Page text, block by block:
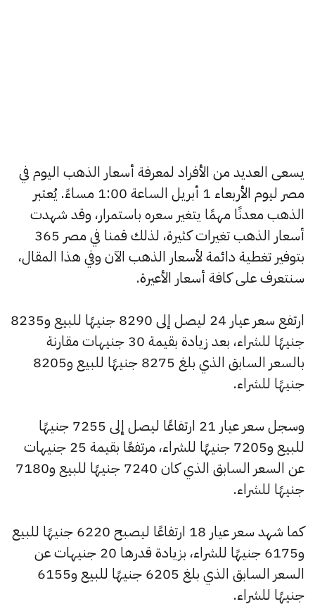
يسعى العديد من الأفراد لمعرفة أسعار الذهب اليوم في
مصر ليوم الأربعاء 1 أبريل الساعة 1:00 مساءً. يُعتبر
الذهب معدنًا مهمًا يتغير سعره باستمرار، وقد شهدت
أسعار الذهب تغيرات كثيرة، لذلك قمنا في مصر 365
بتوفير تغطية دائمة لأسعار الذهب الآن وفي هذا المقال،
سنتعرف على كافة أسعار الأعيرة.
ارتفع سعر عيار 24 ليصل إلى 8290 جنيهًا للبيع و8235
جنيهًا للشراء، بعد زيادة بقيمة 30 جنيهات مقارنة
بالسعر السابق الذي بلغ 8275 جنيهًا للبيع و8205
جنيهًا للشراء.
وسجل سعر عيار 21 ارتفاعًا ليصل إلى 7255 جنيهًا
للبيع و7205 جنيهًا للشراء، مرتفعًا بقيمة 25 جنيهات
عن السعر السابق الذي كان 7240 جنيهًا للبيع و7180
جنيهًا للشراء.
كما شهد سعر عيار 18 ارتفاعًا ليصبح 6220 جنيهًا للبيع
و6175 جنيهًا للشراء، بزيادة قدرها 20 جنيهات عن
السعر السابق الذي بلغ 6205 جنيهًا للبيع و6155
جنيهًا للشراء.